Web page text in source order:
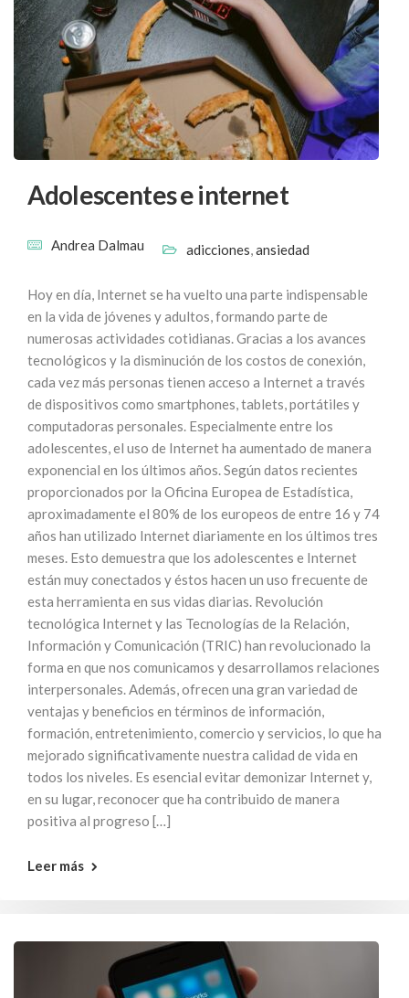
Adolescentes e internet
Andrea Dalmau adicciones,ansiedad
Hoy en día, Internet se ha vuelto una parte indispensable
en la vida de jóvenes y adultos, formando parte de
numerosas actividades cotidianas. Gracias a los avances
tecnológicos y la disminución de los costos de conexión,
cada vez más personas tienen acceso a Internet a través
de dispositivos como smartphones, tablets, portátiles y
computadoras personales. Especialmente entre los
adolescentes, el uso de Internet ha aumentado de manera
exponencial en los últimos años. Según datos recientes
proporcionados por la Oficina Europea de Estadística,
aproximadamente el 80% de los europeos de entre 16 y 74
años han utilizado Internet diariamente en los últimos tres
meses. Esto demuestra que los adolescentes e Internet
están muy conectados y éstos hacen un uso frecuente de
esta herramienta en sus vidas diarias. Revolución
tecnológica Internet y las Tecnologías de la Relación,
Información y Comunicación (TRIC) han revolucionado la
forma en que nos comunicamos y desarrollamos relaciones
interpersonales. Además, ofrecen una gran variedad de
ventajas y beneficios en términos de información,
formación, entretenimiento, comercio y servicios, lo que ha
mejorado significativamente nuestra calidad de vida en
todos los niveles. Es esencial evitar demonizar Internet y,
en su lugar, reconocer que ha contribuido de manera
positiva al progreso […]
Leer más